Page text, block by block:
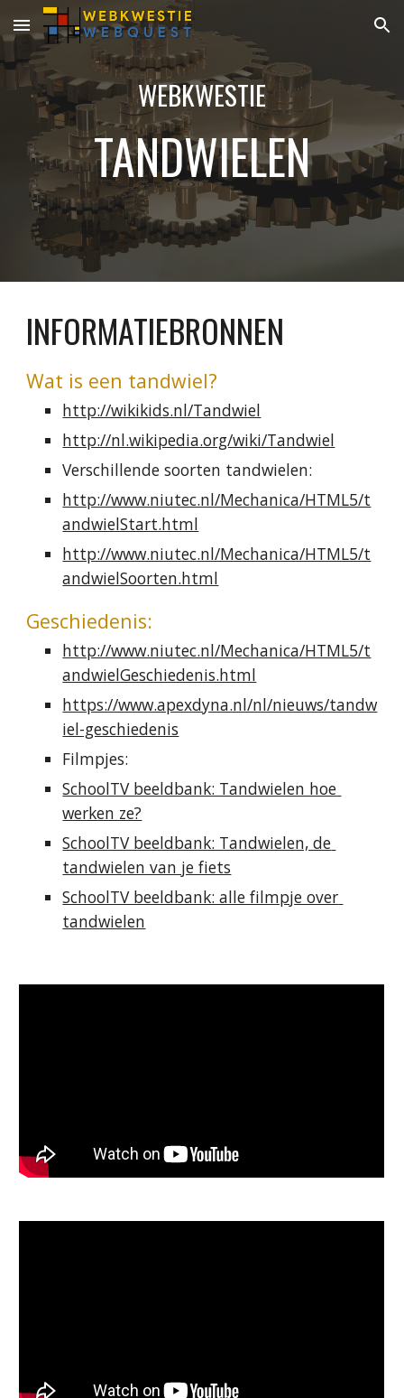
Skip to main content Skip to navigation
WEBKWESTIE
TANDWIELEN
INFORMATIEBRONNEN
Wat is een tandwiel?
http://wikikids.nl/Tandwiel
http://nl.wikipedia.org/wiki/Tandwiel
Verschillende soorten tandwielen:
http://www.niutec.nl/Mechanica/HTML5/t
andwielStart.html
http://www.niutec.nl/Mechanica/HTML5/t
andwielSoorten.html
Geschiedenis:
http://www.niutec.nl/Mechanica/HTML5/t
andwielGeschiedenis.html
https://www.apexdyna.nl/nl/nieuws/tandw
iel-geschiedenis
Filmpjes:
SchoolTV beeldbank: Tandwielen hoe
werken ze?
SchoolTV beeldbank: Tandwielen, de
tandwielen van je fiets
SchoolTV beeldbank: alle filmpje over
tandwielen